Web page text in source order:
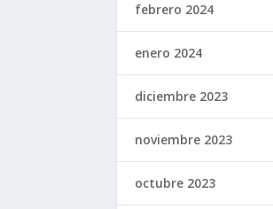
febrero 2024
enero 2024
diciembre 2023
noviembre 2023
octubre 2023